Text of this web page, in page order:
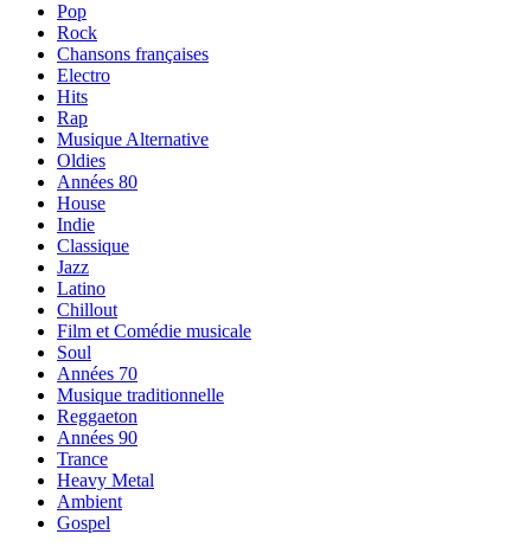
Pop
Rock
Chansons françaises
Electro
Hits
Rap
Musique Alternative
Oldies
Années 80
House
Indie
Classique
Jazz
Latino
Chillout
Film et Comédie musicale
Soul
Années 70
Musique traditionnelle
Reggaeton
Années 90
Trance
Heavy Metal
Ambient
Gospel